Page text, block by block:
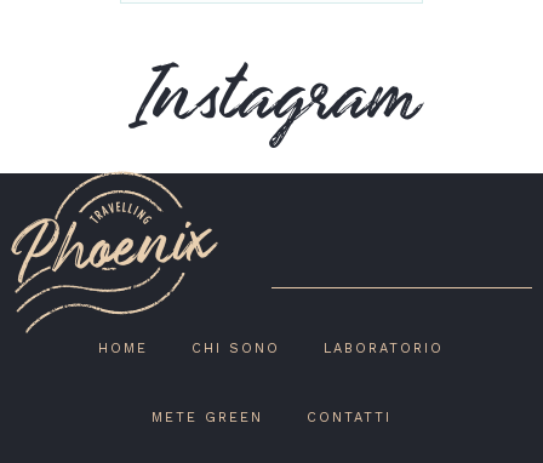
Instagram
HOME CHI SONO LABORATORIO
METE GREEN CONTATTI